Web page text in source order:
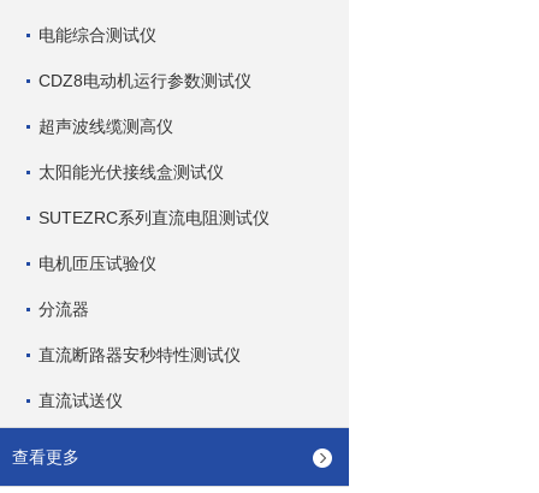
电能综合测试仪
CDZ8电动机运行参数测试仪
超声波线缆测高仪
太阳能光伏接线盒测试仪
SUTEZRC系列直流电阻测试仪
电机匝压试验仪
分流器
直流断路器安秒特性测试仪
直流试送仪
查看更多